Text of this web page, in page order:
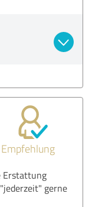
Empfehlung
Erstattung
gerne